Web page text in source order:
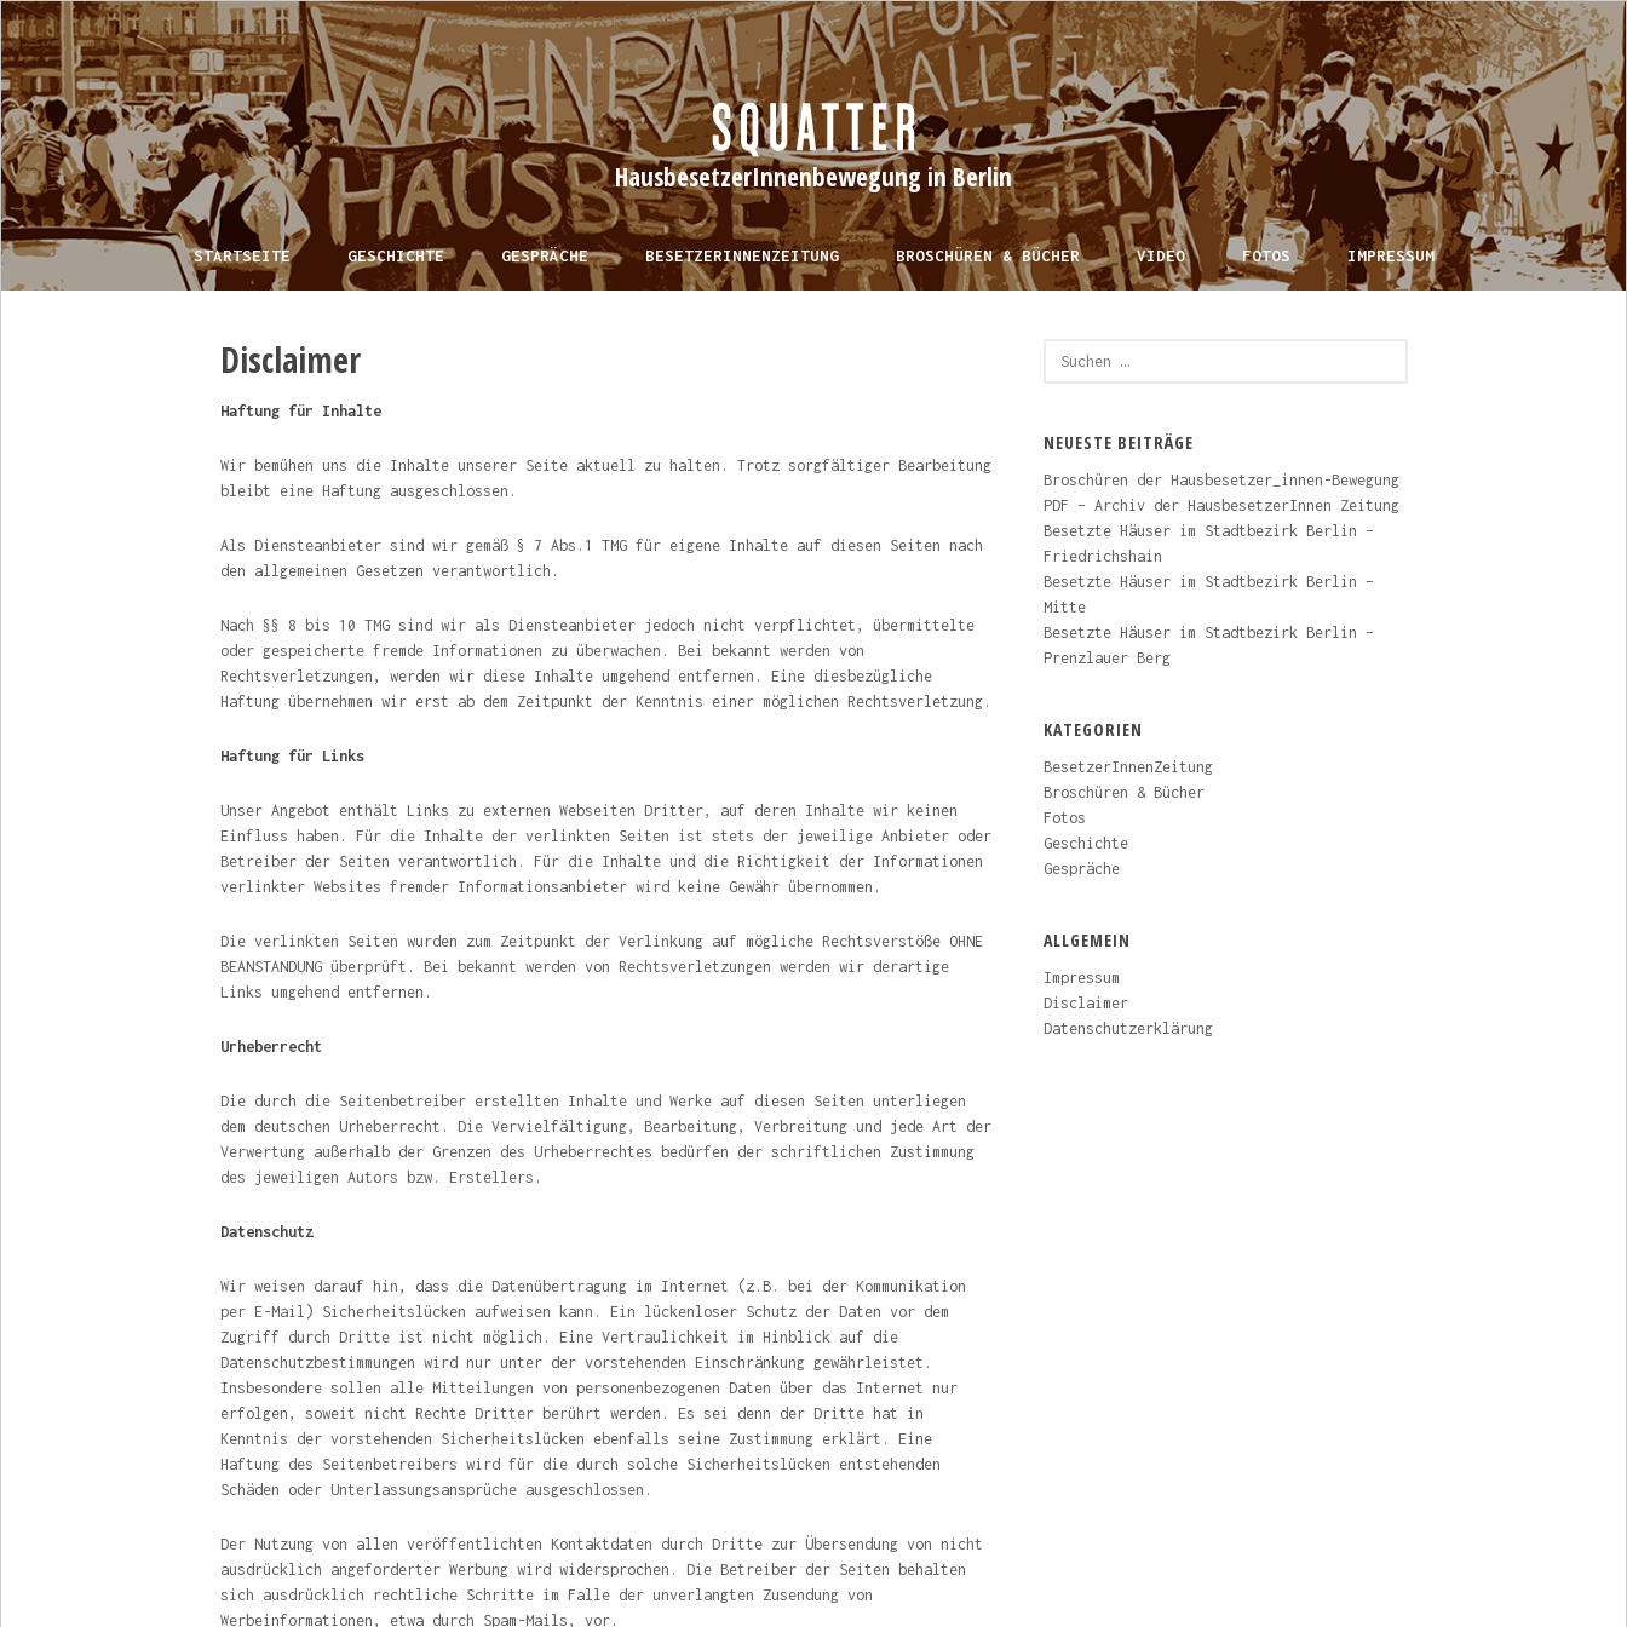
HausbesetzerInnenbewegung in Berlin
STARTSEITE GESCHICHTE GESPRÄCHE BESETZERINNENZEITUNG BROSCHÜREN & BÜCHER VIDEO FOTOS IMPRESSUM
Disclaimer
Haftung für Inhalte
Wir bemühen uns die Inhalte unserer Seite aktuell zu halten. Trotz sorgfältiger Bearbeitung
bleibt eine Haftung ausgeschlossen.
Als Diensteanbieter sind wir gemäß § 7 Abs.1 TMG für eigene Inhalte auf diesen Seiten nach
den allgemeinen Gesetzen verantwortlich.
Nach §§ 8 bis 10 TMG sind wir als Diensteanbieter jedoch nicht verpflichtet, übermittelte
oder gespeicherte fremde Informationen zu überwachen. Bei bekannt werden von
Rechtsverletzungen, werden wir diese Inhalte umgehend entfernen. Eine diesbezügliche
Haftung übernehmen wir erst ab dem Zeitpunkt der Kenntnis einer möglichen Rechtsverletzung.
Haftung für Links
Unser Angebot enthält Links zu externen Webseiten Dritter, auf deren Inhalte wir keinen
Einfluss haben. Für die Inhalte der verlinkten Seiten ist stets der jeweilige Anbieter oder
Betreiber der Seiten verantwortlich. Für die Inhalte und die Richtigkeit der Informationen
verlinkter Websites fremder Informationsanbieter wird keine Gewähr übernommen.
Die verlinkten Seiten wurden zum Zeitpunkt der Verlinkung auf mögliche Rechtsverstöße OHNE
BEANSTANDUNG überprüft. Bei bekannt werden von Rechtsverletzungen werden wir derartige
Links umgehend entfernen.
Urheberrecht
Die durch die Seitenbetreiber erstellten Inhalte und Werke auf diesen Seiten unterliegen
dem deutschen Urheberrecht. Die Vervielfältigung, Bearbeitung, Verbreitung und jede Art der
Verwertung außerhalb der Grenzen des Urheberrechtes bedürfen der schriftlichen Zustimmung
des jeweiligen Autors bzw. Erstellers.
Datenschutz
Wir weisen darauf hin, dass die Datenübertragung im Internet (z.B. bei der Kommunikation
per E-Mail) Sicherheitslücken aufweisen kann. Ein lückenloser Schutz der Daten vor dem
Zugriff durch Dritte ist nicht möglich. Eine Vertraulichkeit im Hinblick auf die
Datenschutzbestimmungen wird nur unter der vorstehenden Einschränkung gewährleistet.
Insbesondere sollen alle Mitteilungen von personenbezogenen Daten über das Internet nur
erfolgen, soweit nicht Rechte Dritter berührt werden. Es sei denn der Dritte hat in
Kenntnis der vorstehenden Sicherheitslücken ebenfalls seine Zustimmung erklärt. Eine
Haftung des Seitenbetreibers wird für die durch solche Sicherheitslücken entstehenden
Schäden oder Unterlassungsansprüche ausgeschlossen.
Der Nutzung von allen veröffentlichten Kontaktdaten durch Dritte zur Übersendung von nicht
ausdrücklich angeforderter Werbung wird widersprochen. Die Betreiber der Seiten behalten
sich ausdrücklich rechtliche Schritte im Falle der unverlangten Zusendung von
Werbeinformationen, etwa durch Spam-Mails, vor.
Suchen
NEUESTE BEITRÄGE
Broschüren der Hausbesetzer_innen-Bewegung
PDF – Archiv der HausbesetzerInnen Zeitung
Besetzte Häuser im Stadtbezirk Berlin –
Friedrichshain
Besetzte Häuser im Stadtbezirk Berlin –
Mitte
Besetzte Häuser im Stadtbezirk Berlin –
Prenzlauer Berg
KATEGORIEN
BesetzerInnenZeitung
Broschüren & Bücher
Fotos
Geschichte
Gespräche
ALLGEMEIN
Impressum
Disclaimer
Datenschutzerklärung